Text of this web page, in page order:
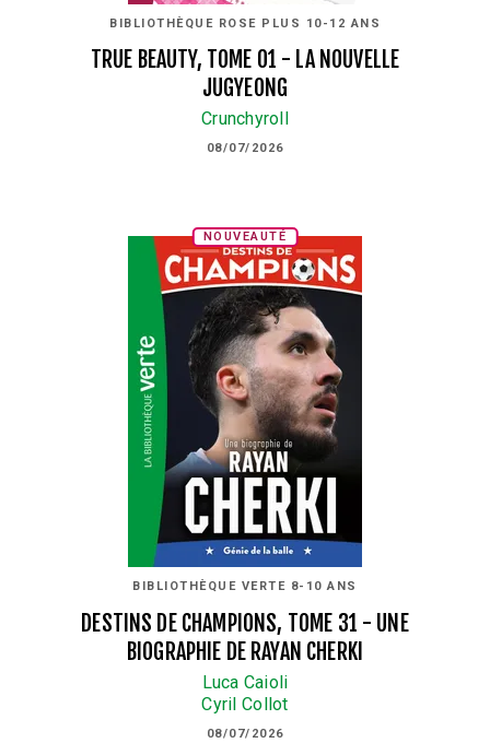
BIBLIOTHÈQUE ROSE PLUS 10-12 ANS
TRUE BEAUTY, TOME 01 - LA NOUVELLE
JUGYEONG
Crunchyroll
08/07/2026
NOUVEAUTÉ
BIBLIOTHÈQUE VERTE 8-10 ANS
DESTINS DE CHAMPIONS, TOME 31 - UNE
BIOGRAPHIE DE RAYAN CHERKI
Luca Caioli
Cyril Collot
08/07/2026